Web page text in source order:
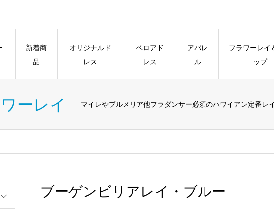
新着商
品
オリジナルド
レス
ベロアド
レス
アパレ
ル
フラワーレイ
ップ
ーレイ マイレやプルメリア他フラダンサー必須のハワイアン定番レ
ブーゲンビリアレイ・ブルー